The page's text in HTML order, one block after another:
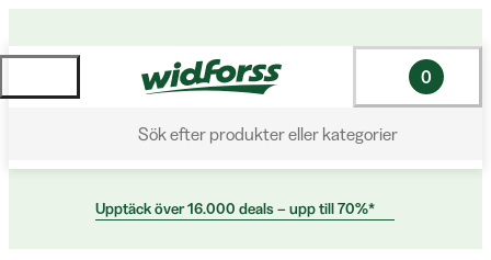
Sök efter produkter eller kategorier
0
Upptäck över 16.000 deals – upp till 70%*